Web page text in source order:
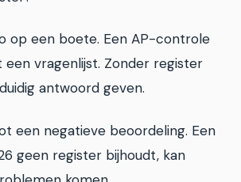
op een boete. Een AP-controle
vragenlijst. Zonder register
antwoord geven.
een negatieve beoordeling. Een
geen register bijhoudt, kan